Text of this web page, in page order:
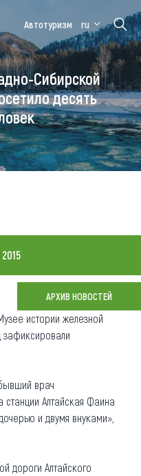
форум
Алтайская
зимовка
Автотуризм ru
Сибирской
десять
АРХИВ НОВОСТЕЙ
истории железной
зафиксировали
врач
Алтайская Фаина
и двумя внуками»,
дороги Алтайского